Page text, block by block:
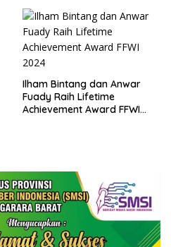
Ilham Bintang dan Anwar
Fuady Raih Lifetime
Achievement Award FFWI